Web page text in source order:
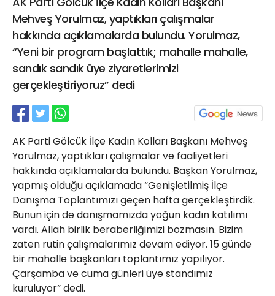
Mehveş Yorulmaz, yaptıkları çalışmalar
hakkında açıklamalarda bulundu. Yorulmaz,
“Yeni bir program başlattık; mahalle mahalle,
sandık sandık üye ziyaretlerimizi
gerçekleştiriyoruz” dedi
AK Parti Gölcük İlçe Kadın Kolları Başkanı Mehveş
Yorulmaz, yaptıkları çalışmalar ve faaliyetleri
hakkında açıklamalarda bulundu. Başkan Yorulmaz,
yapmış olduğu açıklamada “Genişletilmiş İlçe
Danışma Toplantımızı geçen hafta gerçekleştirdik.
Bunun için de danışmamızda yoğun kadın katılımı
vardı. Allah birlik beraberliğimizi bozmasın. Bizim
zaten rutin çalışmalarımız devam ediyor. 15 günde
bir mahalle başkanları toplantımız yapılıyor.
Çarşamba ve cuma günleri üye standımız
kuruluyor” dedi.
21 Gölcük
02624132333
haber@golcukpostasi.com